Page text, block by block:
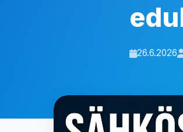
26.6.2026